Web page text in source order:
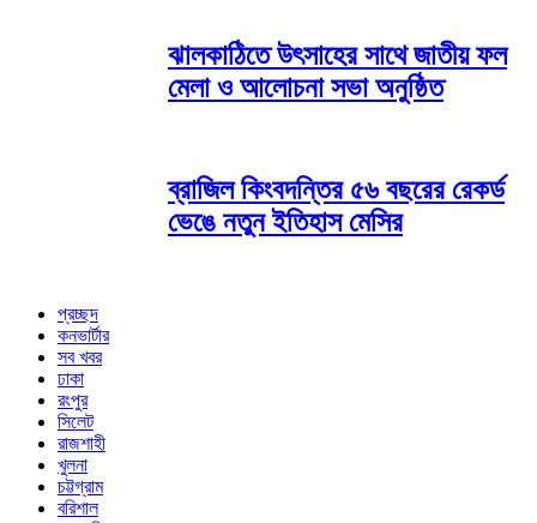
ঝালকাঠিতে উৎসাহের সাথে জাতীয় ফল
মেলা ও আলোচনা সভা অনুষ্ঠিত
ব্রাজিল কিংবদন্তির ৫৬ বছরের রেকর্ড
ভেঙে নতুন ইতিহাস মেসির
প্রচ্ছদ
কনভার্টার
সব খবর
ঢাকা
রংপুর
সিলেট
রাজশাহী
খুলনা
চট্টগ্রাম
বরিশাল